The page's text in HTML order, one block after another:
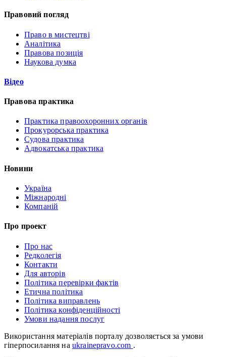
Правовий погляд
Право в мистецтві
Аналітика
Правова позиція
Наукова думка
Відео
Правова практика
Практика правоохоронних органів
Прокурорська практика
Судова практика
Адвокатська практика
Новини
Україна
Міжнародні
Компаній
Про проект
Про нас
Редколегія
Контакти
Для авторів
Політика перевірки фактів
Етична політика
Політика виправлень
Політика конфіденційності
Умови надання послуг
Використання матеріалів порталу дозволяється за умови
гіперпосилання на ukrainepravo.com .